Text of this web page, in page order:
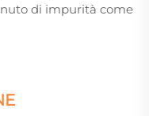
di impurità come